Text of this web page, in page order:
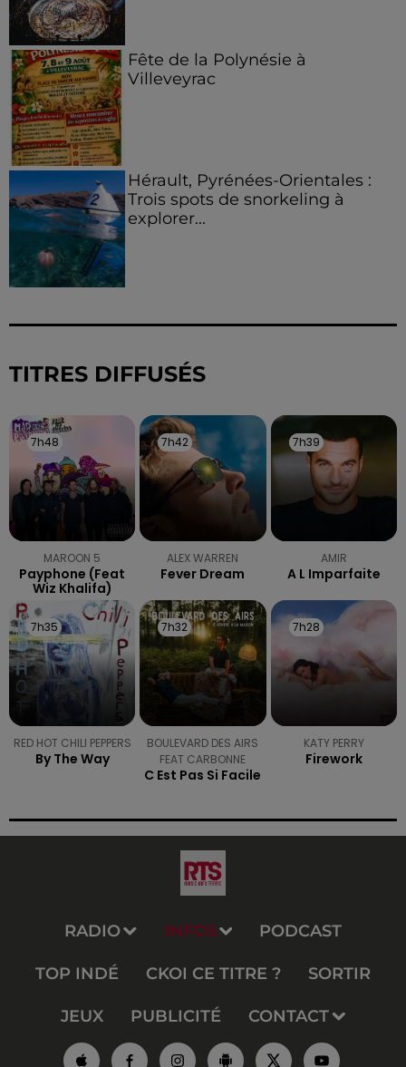
Fête de la Polynésie à
Villeveyrac
Hérault, Pyrénées-Orientales :
Trois spots de snorkeling à
explorer...
TITRES DIFFUSÉS
7h48
7h48
MAROON 5
Payphone (feat
Wiz Khalifa)
7h42
7h42
ALEX WARREN
Fever Dream
7h39
7h39
AMIR
A L Imparfaite
7h35
7h35
RED HOT CHILI PEPPERS
By The Way
7h32
7h32
BOULEVARD DES AIRS
FEAT CARBONNE
C Est Pas Si Facile
7h28
7h28
KATY PERRY
Firework
RADIO INFOS PODCAST
TOP INDÉ CKOI CE TITRE ? SORTIR
JEUX PUBLICITÉ CONTACT